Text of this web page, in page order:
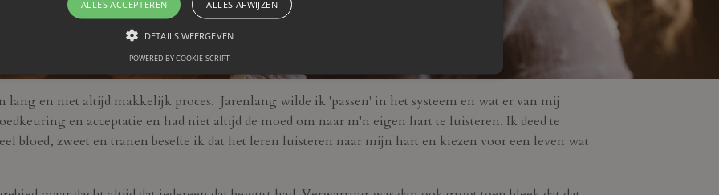
lang en niet altijd makkelijk proces. Jarenlang wilde ik 'passen' in het systeem en wat er van mij
en acceptatie en had niet altijd de moed om naar m'n eigen hart te luisteren. Ik deed te
bloed, zweet en tranen besefte ik dat het leren luisteren naar mijn hart en kiezen voor een leven wat
ALLES ACCEPTEREN ALLES AFWIJZEN
DETAILS WEERGEVEN
POWERED BY COOKIE-SCRIPT